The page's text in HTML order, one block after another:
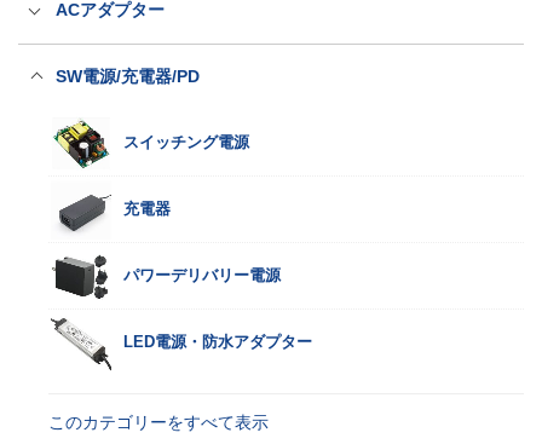
ACアダプター
医療規格ACアダプター
一般規格ACアダプター
家電規格ACアダプター
このカテゴリーをすべて表示
SW電源/充電器/PD
スイッチング電源
充電器
パワーデリバリー電源
LED電源・防水アダプター
このカテゴリーをすべて表示